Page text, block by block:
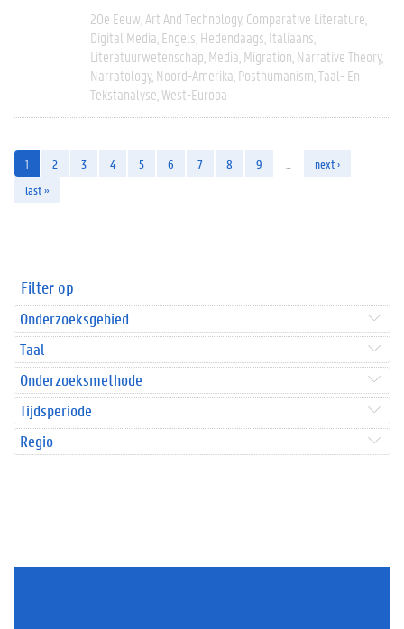
20e Eeuw Art And Technology Comparative Literature
Digital Media Engels Hedendaags Italiaans
Literatuurwetenschap Media Migration Narrative Theory
Narratology Noord-Amerika Posthumanism Taal- En
Tekstanalyse West-Europa
1 2 3 4 5 6 7 8 9
next ›
last »
Filter op
Onderzoeksgebied
Taal
Onderzoeksmethode
Tijdsperiode
Regio